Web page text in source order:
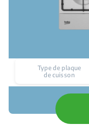
Type de plaque
de cuisson